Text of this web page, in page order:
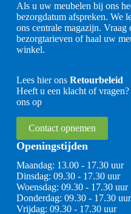
Als u uw meubelen bij ons
bezorgdatum afspreken. We
ons centrale magazijn. Vraag
bezorgtarieven of haal uw
winkel.
Lees hier ons Retourbeleid
Heeft u een klacht of
ons op
Contact opnemen
Openingstijden
Maandag: 13.00 - 17.30 uur
Dinsdag: 09.30 - 17.30 uur
Woensdag: 09.30 - 17.30 uur
Donderdag: 09.30 - 17.30 uur
Vrijdag: 09.30 - 17.30 uur